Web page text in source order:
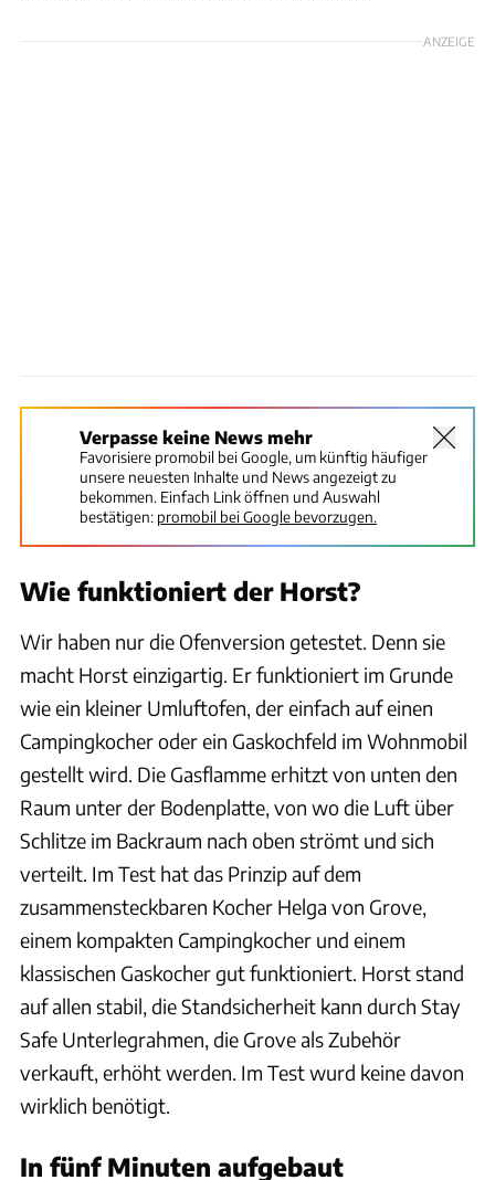
ANZEIGE
Verpasse keine News mehr
Favorisiere promobil bei Google, um künftig häufiger
unsere neuesten Inhalte und News angezeigt zu
bekommen. Einfach Link öffnen und Auswahl
bestätigen: promobil bei Google bevorzugen.
Wie funktioniert der Horst?
Wir haben nur die Ofenversion getestet. Denn sie
macht Horst einzigartig. Er funktioniert im Grunde
wie ein kleiner Umluftofen, der einfach auf einen
Campingkocher oder ein Gaskochfeld im Wohnmobil
gestellt wird. Die Gasflamme erhitzt von unten den
Raum unter der Bodenplatte, von wo die Luft über
Schlitze im Backraum nach oben strömt und sich
verteilt. Im Test hat das Prinzip auf dem
zusammensteckbaren Kocher Helga von Grove,
einem kompakten Campingkocher und einem
klassischen Gaskocher gut funktioniert. Horst stand
auf allen stabil, die Standsicherheit kann durch Stay
Safe Unterlegrahmen, die Grove als Zubehör
verkauft, erhöht werden. Im Test wurd keine davon
wirklich benötigt.
In fünf Minuten aufgebaut